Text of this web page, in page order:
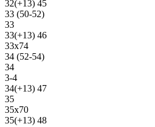
32(+13) 45
33 (50-52)
33
33(+13) 46
33х74
34 (52-54)
34
3-4
34(+13) 47
35
35х70
35(+13) 48